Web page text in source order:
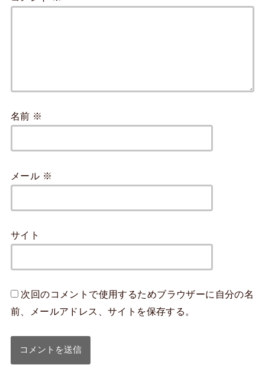
名前 ※
メール ※
サイト
次回のコメントで使用するためブラウザーに自分の名
前、メールアドレス、サイトを保存する。